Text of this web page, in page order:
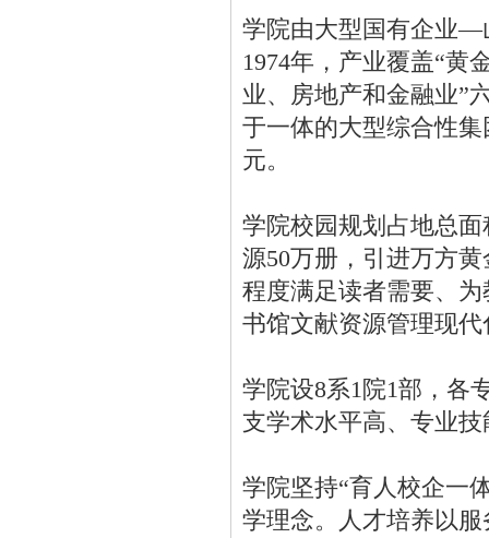
学院由大型国有企业—
1974年，产业覆盖“黄
业、房地产和金融业”
于一体的大型综合性
元。
学院校园规划占地总
源50万册，引进万方
程度满足读者需要、
书馆文献资源管理现
学院设8系1院1部，各
支学术水平高、专业
学院坚持“育人校企一
学理念。人才培养以